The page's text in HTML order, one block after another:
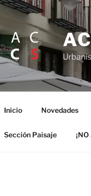
Inicio Novedades
Sección Paisaje